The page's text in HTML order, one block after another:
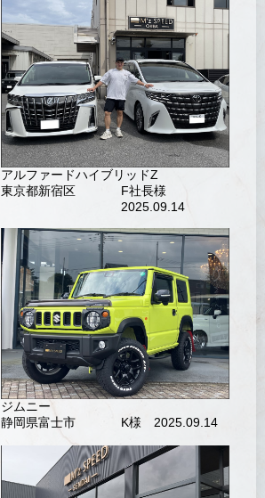
アルファードハイブリッドZ
東京都新宿区
F社長様
2025.09.14
ジムニー
静岡県富士市
K様 2025.09.14